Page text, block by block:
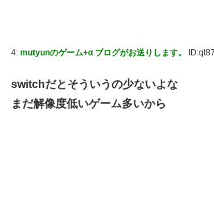
害
「日本放送協会です」と名乗る男にドア
して黙らせた←警察官の神対応に感謝しか
4: mutyunのゲーム+α ブログがお送りします。
switchだとそういうの少ないよな
まだ解像度低いゲーム多いから